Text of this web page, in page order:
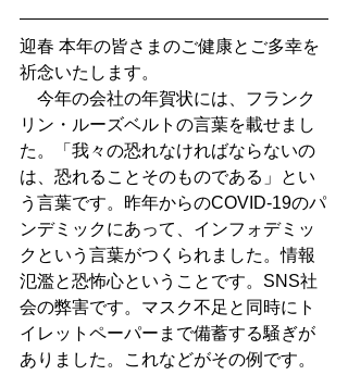
迎春 本年の皆さまのご健康とご多幸を
祈念いたします。
今年の会社の年賀状には、フランク
リン・ルーズベルトの言葉を載せまし
た。「我々の恐れなければならないの
は、恐れることそのものである」とい
う言葉です。昨年からのCOVID-19のパ
ンデミックにあって、インフォデミッ
クという言葉がつくられました。情報
氾濫と恐怖心ということです。SNS社
会の弊害です。マスク不足と同時にト
イレットペーパーまで備蓄する騒ぎが
ありました。これなどがその例です。